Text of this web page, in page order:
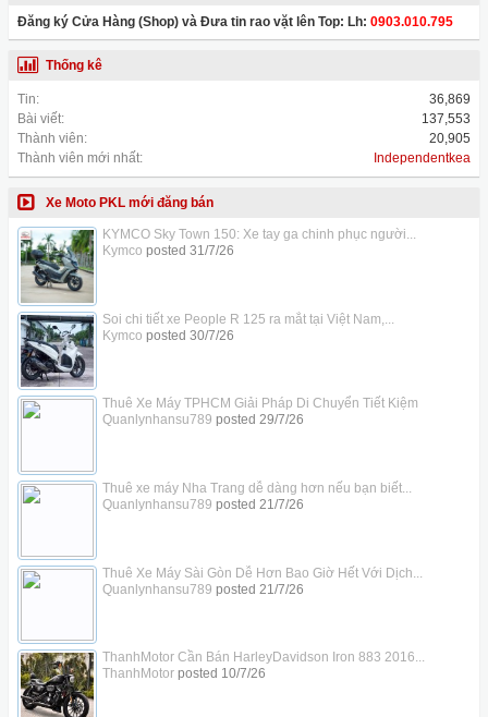
Đăng ký Cửa Hàng (Shop) và Đưa tin rao vặt lên Top: Lh: 0903.010.795
Thống kê
Tin:
36,869
Bài viết:
137,553
Thành viên:
20,905
Thành viên mới nhất:
Independentkea
Xe Moto PKL mới đăng bán
KYMCO Sky Town 150: Xe tay ga chinh phục người...
Kymco posted 31/7/26
Soi chi tiết xe People R 125 ra mắt tại Việt Nam,...
Kymco posted 30/7/26
Thuê Xe Máy TPHCM Giải Pháp Di Chuyển Tiết Kiệm
Quanlynhansu789 posted 29/7/26
Thuê xe máy Nha Trang dễ dàng hơn nếu bạn biết...
Quanlynhansu789 posted 21/7/26
Thuê Xe Máy Sài Gòn Dễ Hơn Bao Giờ Hết Với Dịch...
Quanlynhansu789 posted 21/7/26
ThanhMotor Cần Bán HarleyDavidson Iron 883 2016...
ThanhMotorposted 10/7/26